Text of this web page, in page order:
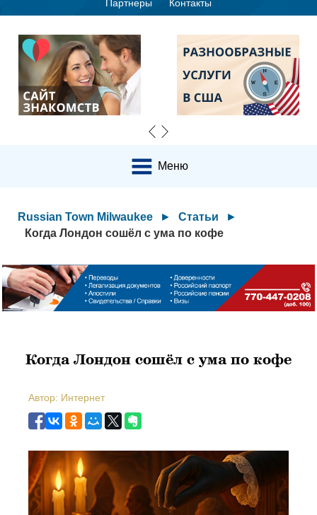
Партнеры Контакты
Меню
Russian Town Milwaukee ► Статьи
►
Когда Лондон сошёл с ума по кофе
Когда Лондон сошёл с ума по кофе
Автор: Интернет